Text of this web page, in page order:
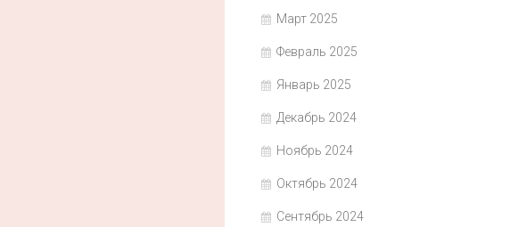
Март 2025
Февраль 2025
Январь 2025
Декабрь 2024
Ноябрь 2024
Октябрь 2024
Сентябрь 2024